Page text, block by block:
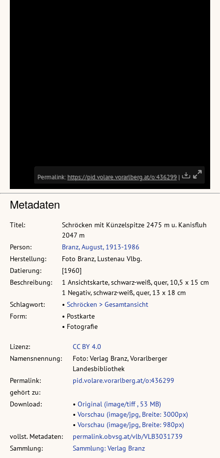
Metadaten
Titel:
Schröcken mit Künzelspitze 2475 m u. Kanisfluh
2047 m
Person:
Branz, August, 1913-1986
Herstellung:
Foto Branz, Lustenau Vlbg.
Datierung:
[1960]
Beschreibung:
1 Ansichtskarte, schwarz-weiß, quer, 10,5 x 15 cm
1 Negativ, schwarz-weiß, quer, 13 x 18 cm
Schlagwort:
• Schröcken > Gesamtansicht
Form:
• Postkarte
• Fotografie
Lizenz:
CC BY 4.0
Namensnennung:
Foto: Verlag Branz, Vorarlberger
Landesbibliothek
Permalink:
pid.volare.vorarlberg.at/o:436299
gehört zu:
Download:
• Original (image/tiff , 53 MB)
• Vorschau (image/jpg, Breite: 3000px)
• Vorschau (image/jpg, Breite: 980px)
vollst. Metadaten:
permalink.obvsg.at/vlb/VLB3031739
Sammlung:
Sammlung: Verlag Branz